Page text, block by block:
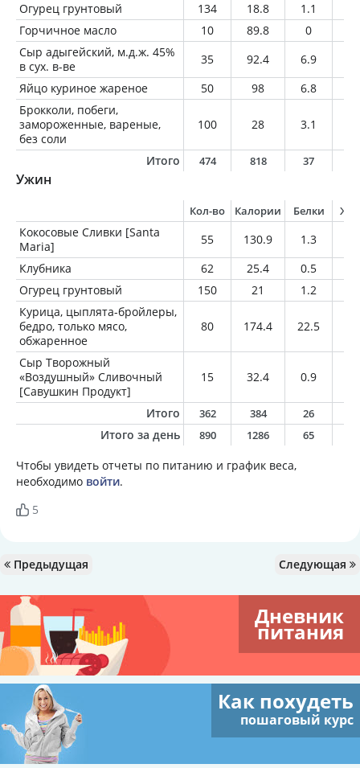
Огурец грунтовый
134 18.8 1.1
Горчичное масло
10 89.8 0
Сыр адыгейский, м.д.ж. 45%
в сух. в-ве
35 92.4 6.9
Яйцо куриное жареное
50 98 6.8
Брокколи, побеги,
замороженные, вареные,
без соли
100 28 3.1
Итого 474 818 37
Ужин
Кол-во Калории Белки
Кокосовые Сливки [Santa
Maria]
55 130.9 1.3
Клубника
62 25.4 0.5
Огурец грунтовый
150 21 1.2
Курица, цыплята-бройлеры,
бедро, только мясо,
обжаренное
80 174.4 22.5
Сыр Творожный
«Воздушный» Сливочный
[Савушкин Продукт]
15 32.4 0.9
Итого 362 384 26
Итого за день 890 1286 65
Чтобы увидеть отчеты по питанию и график веса,
необходимо войти.
5
Предыдущая Следующая
Дневник
питания
Как похудеть
пошаговый курс